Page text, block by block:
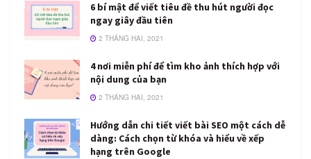
6 bí mật để viết tiêu đề thu hút người đọc
ngay giây đầu tiên
2 THÁNG HAI, 2021
4 nơi miễn phí để tìm kho ảnh thích hợp với
nội dung của bạn
2 THÁNG HAI, 2021
Hướng dẫn chi tiết viết bài SEO một cách dễ
dàng: Cách chọn từ khóa và hiểu về xếp
hạng trên Google